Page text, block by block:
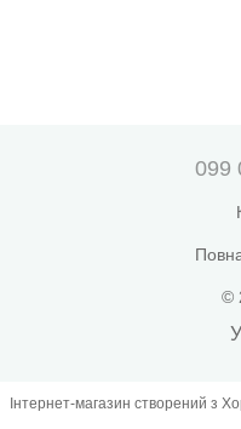
099
©
Інтернет-магазин створений з